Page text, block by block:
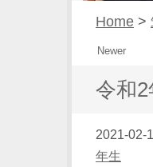
Home >
Newer
令和
2021-02-
年生